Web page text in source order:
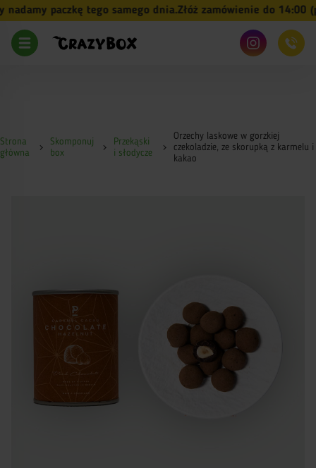
paczkę tego samego dnia.Złóż zamówienie do 14:00
Strona
główna
Skomponuj
box
Przekąski
i słodycze
Orzechy laskowe w gorzkiej
czekoladzie, ze skorupką z karmelu i
kakao